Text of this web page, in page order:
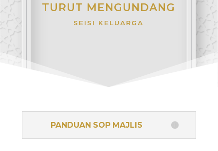
TURUT MENGUNDANG
SEISI KELUARGA
PANDUAN SOP MAJLIS